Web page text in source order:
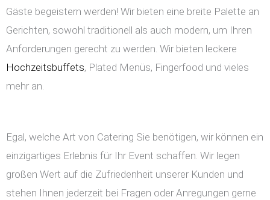
Gäste begeistern werden! Wir bieten eine breite Palette an
Gerichten, sowohl traditionell als auch modern, um Ihren
Anforderungen gerecht zu werden. Wir bieten leckere
Hochzeitsbuffets, Plated Menüs, Fingerfood und vieles
mehr an.
Egal, welche Art von Catering Sie benötigen, wir können ein
einzigartiges Erlebnis für Ihr Event schaffen. Wir legen
großen Wert auf die Zufriedenheit unserer Kunden und
stehen Ihnen jederzeit bei Fragen oder Anregungen gerne